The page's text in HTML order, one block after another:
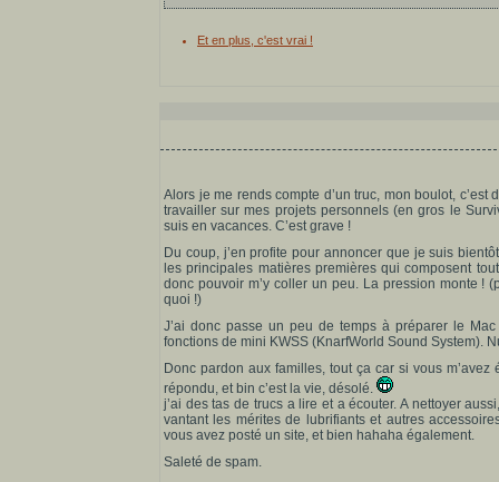
Et en plus, c'est vrai !
Alors je me rends compte d’un truc, mon boulot,
travailler sur mes projets personnels (en gros le
suis en vacances. C’est grave !
Du coup, j’en profite pour annoncer que je suis
les principales matières premières qui composent
donc pouvoir m’y coller un peu. La pression monte !
quoi !)
J’ai donc passe un peu de temps à préparer le
fonctions de mini KWSS (KnarfWorld Sound System).
Donc pardon aux familles, tout ça car si vous
répondu, et bin c’est la vie, désolé.
j’ai des tas de trucs a lire et a écouter. A nettoyer
vantant les mérites de lubrifiants et autres
vous avez posté un site, et bien hahaha également.
Saleté de spam.